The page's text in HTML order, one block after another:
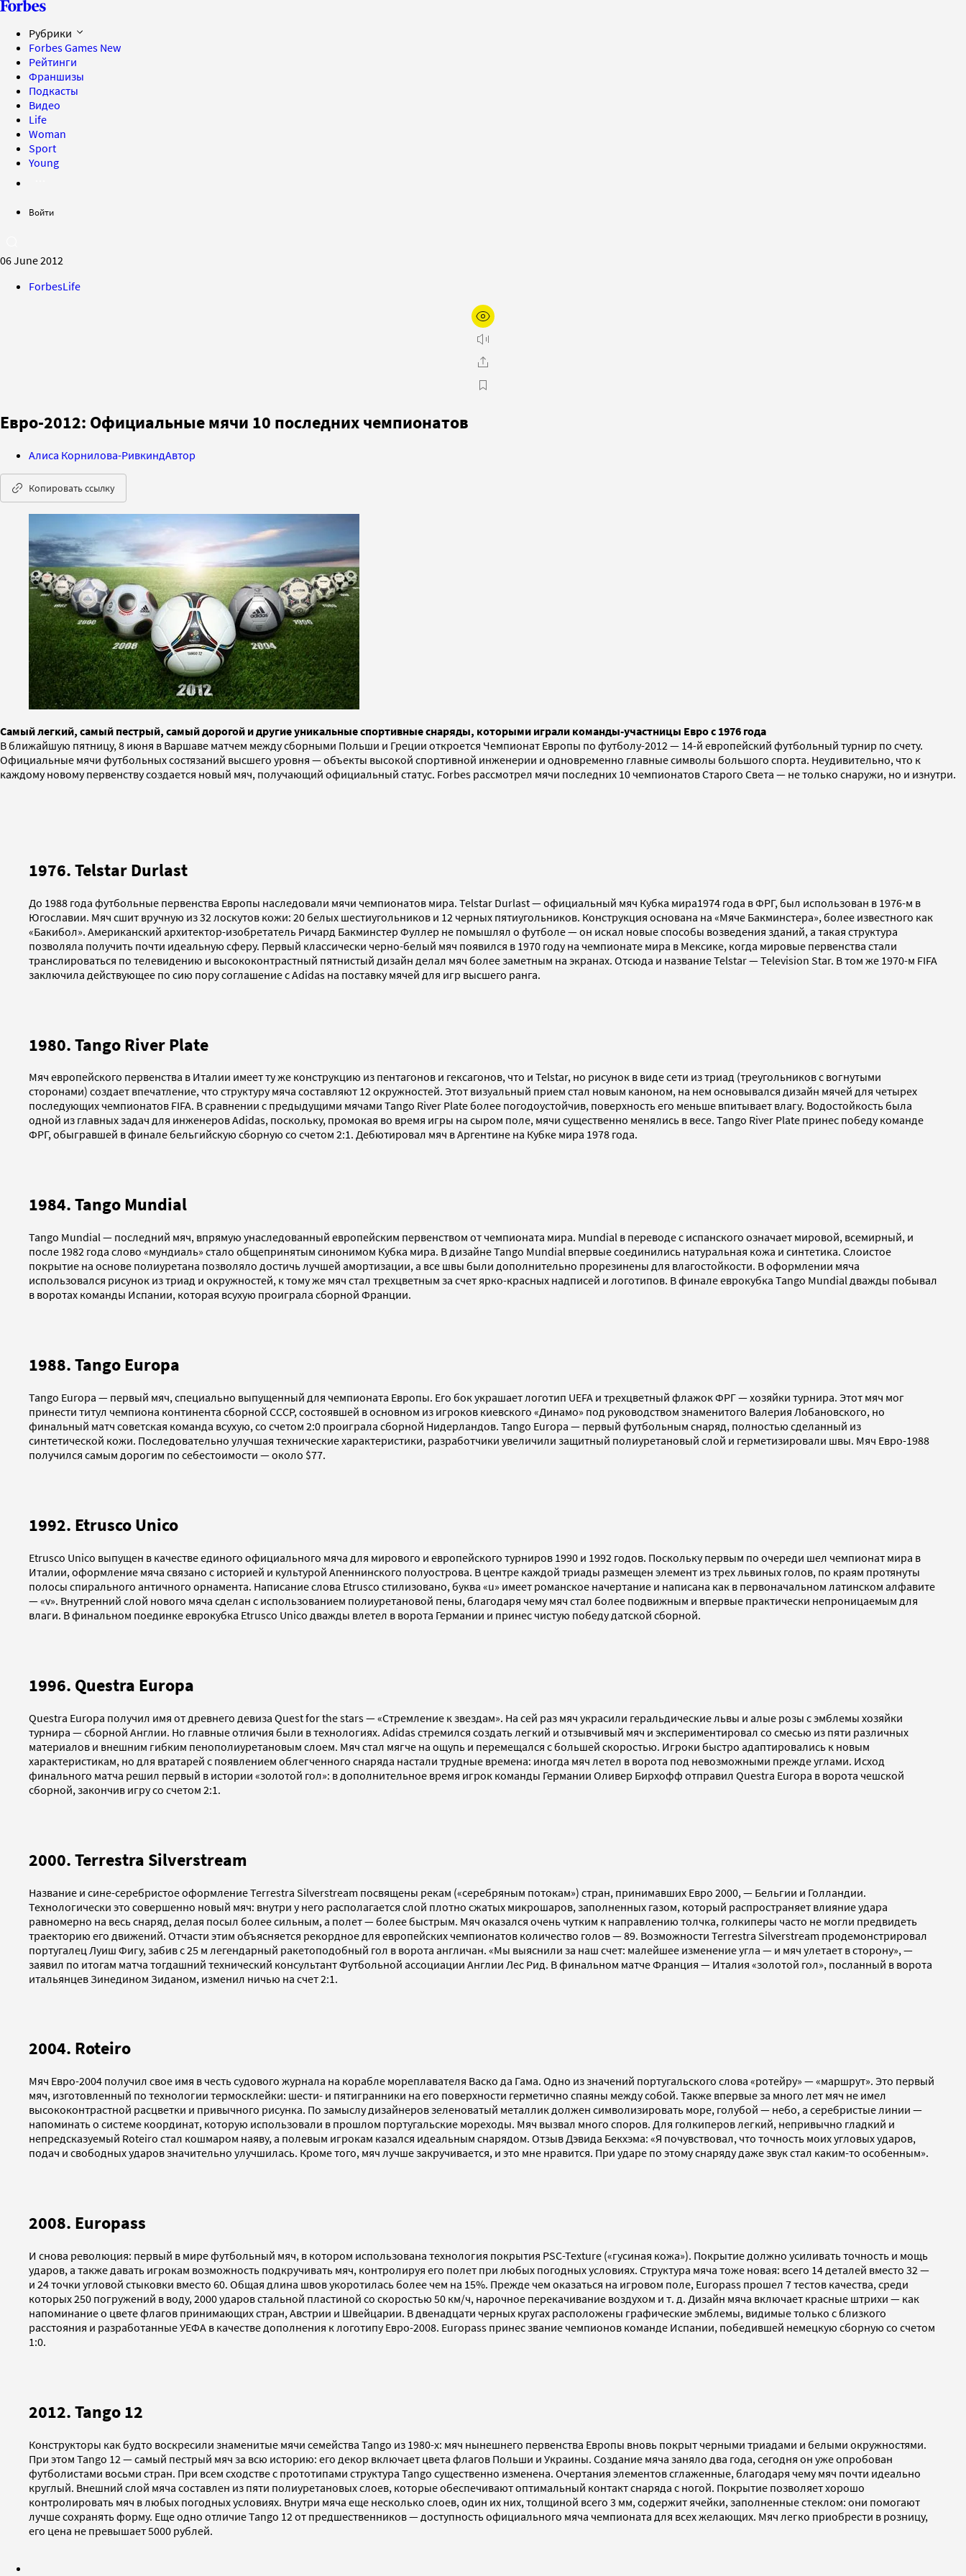
Рубрики
Forbes Games New
Рейтинги
Франшизы
Подкасты
Видео
Life
Woman
Sport
Young
Войти
06 June 2012
ForbesLife
Евро-2012: Официальные мячи 10 последних чемпионатов
Алиса Корнилова-РивкиндАвтор
Копировать ссылку
Самый легкий, самый пестрый, самый дорогой и другие уникальные спортивные снаряды, которыми играли команды-участницы Евро с 1976 года
В ближайшую пятницу, 8 июня в Варшаве матчем между сборными Польши и Греции откроется Чемпионат Европы по футболу-2012 — 14-й европейский футбольный турнир по счету.
Официальные мячи футбольных состязаний высшего уровня — объекты высокой спортивной инженерии и одновременно главные символы большого спорта. Неудивительно, что к
каждому новому первенству создается новый мяч, получающий официальный статус. Forbes рассмотрел мячи последних 10 чемпионатов Старого Света — не только снаружи, но и изнутри.
1976. Telstar Durlast
До 1988 года футбольные первенства Европы наследовали мячи чемпионатов мира. Telstar Durlast — официальный мяч Кубка мира1974 года в ФРГ, был использован в 1976-м в
Югославии. Мяч сшит вручную из 32 лоскутов кожи: 20 белых шестиугольников и 12 черных пятиугольников. Конструкция основана на «Мяче Бакминстера», более известного как
«Бакибол». Американский архитектор-изобретатель Ричард Бакминстер Фуллер не помышлял о футболе — он искал новые способы возведения зданий, а такая структура
позволяла получить почти идеальную сферу. Первый классически черно-белый мяч появился в 1970 году на чемпионате мира в Мексике, когда мировые первенства стали
транслироваться по телевидению и высококонтрастный пятнистый дизайн делал мяч более заметным на экранах. Отсюда и название Telstar — Television Star. В том же 1970-м FIFA
заключила действующее по сию пору соглашение с Adidas на поставку мячей для игр высшего ранга.
1980. Tango River Plate
Мяч европейского первенства в Италии имеет ту же конструкцию из пентагонов и гексагонов, что и Telstar, но рисунок в виде сети из триад (треугольников с вогнутыми
сторонами) создает впечатление, что структуру мяча составляют 12 окружностей. Этот визуальный прием стал новым каноном, на нем основывался дизайн мячей для четырех
последующих чемпионатов FIFA. В сравнении с предыдущими мячами Tango River Plate более погодоустойчив, поверхность его меньше впитывает влагу. Водостойкость была
одной из главных задач для инженеров Adidas, поскольку, промокая во время игры на сыром поле, мячи существенно менялись в весе. Tango River Plate принес победу команде
ФРГ, обыгравшей в финале бельгийскую сборную со счетом 2:1. Дебютировал мяч в Аргентине на Кубке мира 1978 года.
1984. Tango Mundial
Tango Mundial — последний мяч, впрямую унаследованный европейским первенством от чемпионата мира. Mundial в переводе с испанского означает мировой, всемирный, и
после 1982 года слово «мундиаль» стало общепринятым синонимом Кубка мира. В дизайне Tango Mundial впервые соединились натуральная кожа и синтетика. Слоистое
покрытие на основе полиуретана позволяло достичь лучшей амортизации, а все швы были дополнительно прорезинены для влагостойкости. В оформлении мяча
использовался рисунок из триад и окружностей, к тому же мяч стал трехцветным за счет ярко-красных надписей и логотипов. В финале еврокубка Tango Mundial дважды побывал
в воротах команды Испании, которая всухую проиграла сборной Франции.
1988. Tango Europa
Tango Europa — первый мяч, специально выпущенный для чемпионата Европы. Его бок украшает логотип UEFA и трехцветный флажок ФРГ — хозяйки турнира. Этот мяч мог
принести титул чемпиона континента сборной СССР, состоявшей в основном из игроков киевского «Динамо» под руководством знаменитого Валерия Лобановского, но
финальный матч советская команда всухую, со счетом 2:0 проиграла сборной Нидерландов. Tango Europa — первый футбольным снаряд, полностью сделанный из
синтетической кожи. Последовательно улучшая технические характеристики, разработчики увеличили защитный полиуретановый слой и герметизировали швы. Мяч Евро-1988
получился самым дорогим по себестоимости — около $77.
1992. Etrusco Unico
Etrusco Unico выпущен в качестве единого официального мяча для мирового и европейского турниров 1990 и 1992 годов. Поскольку первым по очереди шел чемпионат мира в
Италии, оформление мяча связано с историей и культурой Апеннинского полуострова. В центре каждой триады размещен элемент из трех львиных голов, по краям протянуты
полосы спирального античного орнамента. Написание слова Etrusco стилизовано, буква «u» имеет романское начертание и написана как в первоначальном латинском алфавите
— «v». Внутренний слой нового мяча сделан с использованием полиуретановой пены, благодаря чему мяч стал более подвижным и впервые практически непроницаемым для
влаги. В финальном поединке еврокубка Etrusco Unico дважды влетел в ворота Германии и принес чистую победу датской сборной.
1996. Questra Europa
Questra Europa получил имя от древнего девиза Quest for the stars — «Стремление к звездам». На сей раз мяч украсили геральдические львы и алые розы с эмблемы хозяйки
турнира — сборной Англии. Но главные отличия были в технологиях. Adidas стремился создать легкий и отзывчивый мяч и экспериментировал со смесью из пяти различных
материалов и внешним гибким пенополиуретановым слоем. Мяч стал мягче на ощупь и перемещался с большей скоростью. Игроки быстро адаптировались к новым
характеристикам, но для вратарей с появлением облегченного снаряда настали трудные времена: иногда мяч летел в ворота под невозможными прежде углами. Исход
финального матча решил первый в истории «золотой гол»: в дополнительное время игрок команды Германии Оливер Бирхофф отправил Questra Europa в ворота чешской
сборной, закончив игру со счетом 2:1.
2000. Terrestra Silverstream
Название и сине-серебристое оформление Terrestra Silverstream посвящены рекам («серебряным потокам») стран, принимавших Евро 2000, — Бельгии и Голландии.
Технологически это совершенно новый мяч: внутри у него располагается слой плотно сжатых микрошаров, заполненных газом, который распространяет влияние удара
равномерно на весь снаряд, делая посыл более сильным, а полет — более быстрым. Мяч оказался очень чутким к направлению толчка, голкиперы часто не могли предвидеть
траекторию его движений. Отчасти этим объясняется рекордное для европейских чемпионатов количество голов — 89. Возможности Terrestra Silverstream продемонстрировал
португалец Луиш Фигу, забив с 25 м легендарный ракетоподобный гол в ворота англичан. «Мы выяснили за наш счет: малейшее изменение угла — и мяч улетает в сторону», —
заявил по итогам матча тогдашний технический консультант Футбольной ассоциации Англии Лес Рид. В финальном матче Франция — Италия «золотой гол», посланный в ворота
итальянцев Зинедином Зиданом, изменил ничью на счет 2:1.
2004. Roteiro
Мяч Евро-2004 получил свое имя в честь судового журнала на корабле мореплавателя Васко да Гама. Одно из значений португальского слова «ротейру» — «маршрут». Это первый
мяч, изготовленный по технологии термосклейки: шести- и пятигранники на его поверхности герметично спаяны между собой. Также впервые за много лет мяч не имел
высококонтрастной расцветки и привычного рисунка. По замыслу дизайнеров зеленоватый металлик должен символизировать море, голубой — небо, а серебристые линии —
напоминать о системе координат, которую использовали в прошлом португальские мореходы. Мяч вызвал много споров. Для голкиперов легкий, непривычно гладкий и
непредсказуемый Roteiro стал кошмаром наяву, а полевым игрокам казался идеальным снарядом. Отзыв Дэвида Бекхэма: «Я почувствовал, что точность моих угловых ударов,
подач и свободных ударов значительно улучшилась. Кроме того, мяч лучше закручивается, и это мне нравится. При ударе по этому снаряду даже звук стал каким-то особенным».
2008. Europass
И снова революция: первый в мире футбольный мяч, в котором использована технология покрытия PSC-Texture («гусиная кожа»). Покрытие должно усиливать точность и мощь
ударов, а также давать игрокам возможность подкручивать мяч, контролируя его полет при любых погодных условиях. Структура мяча тоже новая: всего 14 деталей вместо 32 —
и 24 точки угловой стыковки вместо 60. Общая длина швов укоротилась более чем на 15%. Прежде чем оказаться на игровом поле, Europass прошел 7 тестов качества, среди
которых 250 погружений в воду, 2000 ударов стальной пластиной со скоростью 50 км/ч, нарочное перекачивание воздухом и т. д. Дизайн мяча включает красные штрихи — как
напоминание о цвете флагов принимающих стран, Австрии и Швейцарии. В двенадцати черных кругах расположены графические эмблемы, видимые только с близкого
расстояния и разработанные УЕФА в качестве дополнения к логотипу Евро-2008. Europass принес звание чемпионов команде Испании, победившей немецкую сборную со счетом
1:0.
2012. Tango 12
Конструкторы как будто воскресили знаменитые мячи семейства Tango из 1980-х: мяч нынешнего первенства Европы вновь покрыт черными триадами и белыми окружностями.
При этом Tango 12 — самый пестрый мяч за всю историю: его декор включает цвета флагов Польши и Украины. Создание мяча заняло два года, сегодня он уже опробован
футболистами восьми стран. При всем сходстве с прототипами структура Tango существенно изменена. Очертания элементов сглаженные, благодаря чему мяч почти идеально
круглый. Внешний слой мяча составлен из пяти полиуретановых слоев, которые обеспечивают оптимальный контакт снаряда с ногой. Покрытие позволяет хорошо
контролировать мяч в любых погодных условиях. Внутри мяча еще несколько слоев, один их них, толщиной всего 3 мм, содержит ячейки, заполненные стеклом: они помогают
лучше сохранять форму. Еще одно отличие Tango 12 от предшественников — доступность официального мяча чемпионата для всех желающих. Мяч легко приобрести в розницу,
его цена не превышает 5000 рублей.